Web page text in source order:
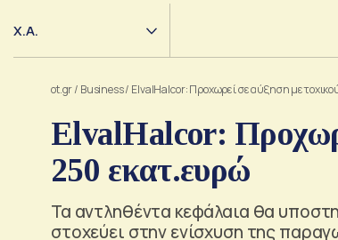
Χ.Α.
ot.gr/ Business/ ElvalHalcor: Προχωρεί σε αύξηση
ElvalHalcor:
250 εκατ.ευρώ
Τα αντληθέντα κεφάλαια θα
στοχεύει στην ενίσχυση της